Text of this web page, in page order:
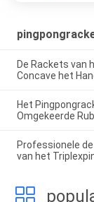
De Rackets van
Concave het
Het
Omgekeerde
Professionele
van het